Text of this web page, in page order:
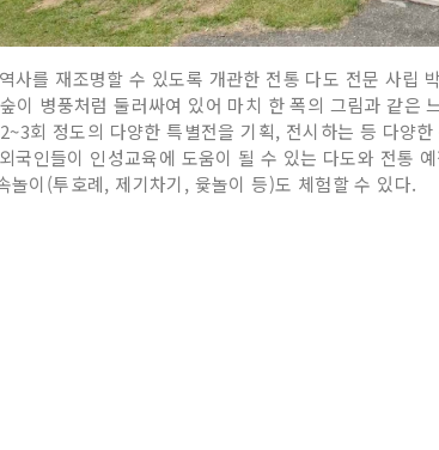
사를 재조명할 수 있도록 개관한 전통 다도 전문 사립
이 병풍처럼 둘러싸여 있어 마치 한 폭의 그림과 같
회 정도의 다양한 특별전을 기획, 전시하는 등 다양
국인들이 인성교육에 도움이 될 수 있는 다도와 전통
놀이(투호례, 제기차기, 윷놀이 등)도 체험할 수 있다.